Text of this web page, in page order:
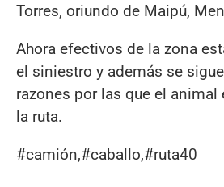
Torres, oriundo de Maipú,
Ahora efectivos de la zona
el siniestro y además se
razones por las que el animal
la ruta.
#camión,#caballo,#ruta40